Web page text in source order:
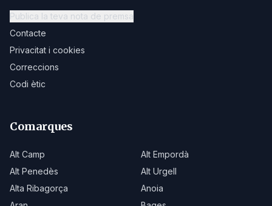
Publica la teva nota de premsa
Contacte
Privacitat i cookies
Correccions
Codi ètic
Comarques
Alt Camp
Alt Empordà
Alt Penedès
Alt Urgell
Alta Ribagorça
Anoia